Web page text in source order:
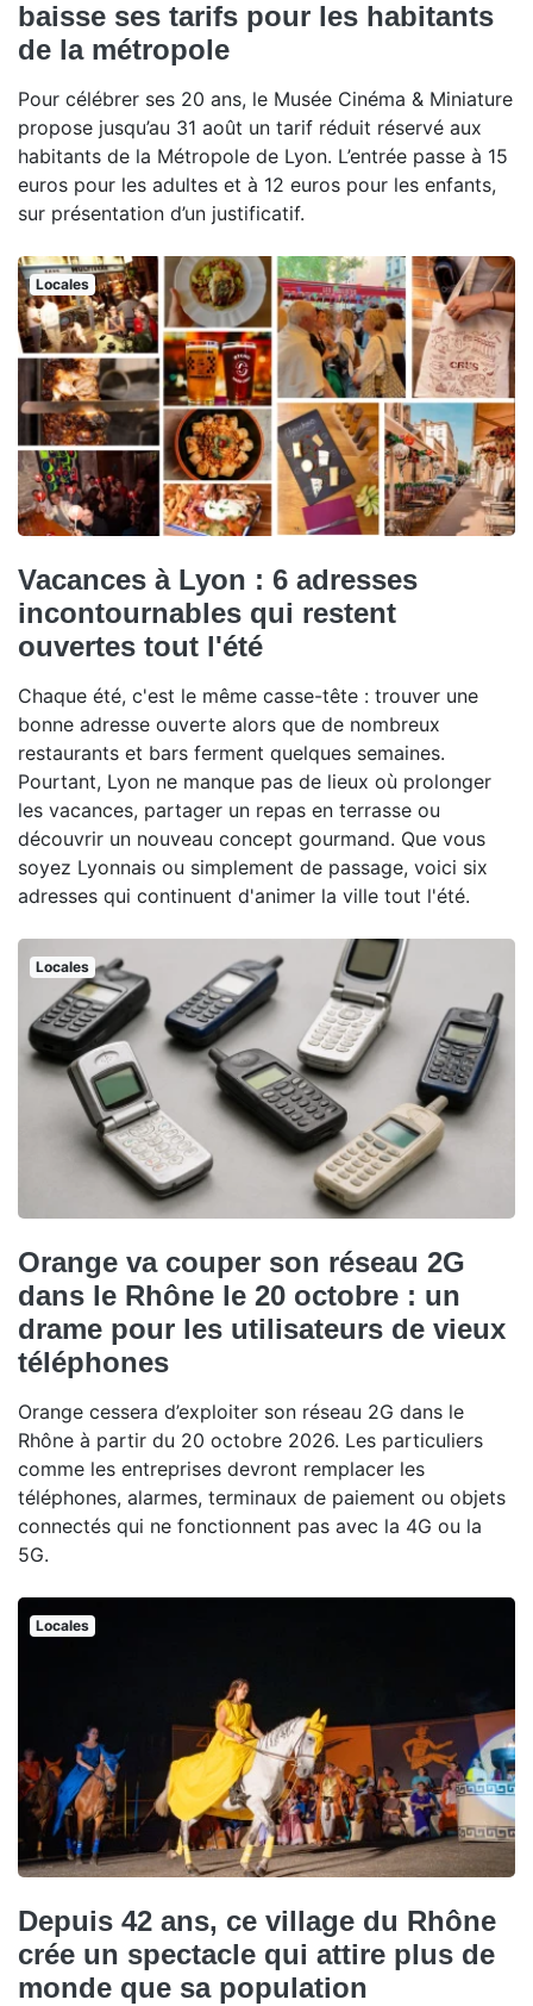
baisse ses tarifs pour les habitants
de la métropole
Pour célébrer ses 20 ans, le Musée Cinéma & Miniature
propose jusqu’au 31 août un tarif réduit réservé aux
habitants de la Métropole de Lyon. L’entrée passe à 15
euros pour les adultes et à 12 euros pour les enfants,
sur présentation d’un justificatif.
Locales
Vacances à Lyon : 6 adresses
incontournables qui restent
ouvertes tout l'été
Chaque été, c'est le même casse-tête : trouver une
bonne adresse ouverte alors que de nombreux
restaurants et bars ferment quelques semaines.
Pourtant, Lyon ne manque pas de lieux où prolonger
les vacances, partager un repas en terrasse ou
découvrir un nouveau concept gourmand. Que vous
soyez Lyonnais ou simplement de passage, voici six
adresses qui continuent d'animer la ville tout l'été.
Locales
Orange va couper son réseau 2G
dans le Rhône le 20 octobre : un
drame pour les utilisateurs de vieux
téléphones
Orange cessera d’exploiter son réseau 2G dans le
Rhône à partir du 20 octobre 2026. Les particuliers
comme les entreprises devront remplacer les
téléphones, alarmes, terminaux de paiement ou objets
connectés qui ne fonctionnent pas avec la 4G ou la
5G.
Locales
Depuis 42 ans, ce village du Rhône
crée un spectacle qui attire plus de
monde que sa population